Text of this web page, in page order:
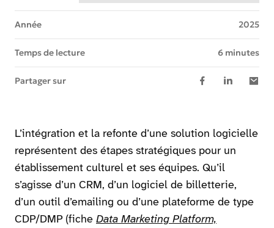
Année 2025
Temps de lecture 6 minutes
Partager sur
L’intégration et la refonte d’une solution logicielle
représentent des étapes stratégiques pour un
établissement culturel et ses équipes. Qu’il
s’agisse d’un CRM, d’un logiciel de billetterie,
d’un outil d’emailing ou d’une plateforme de type
CDP/DMP (fiche Data Marketing Platform,